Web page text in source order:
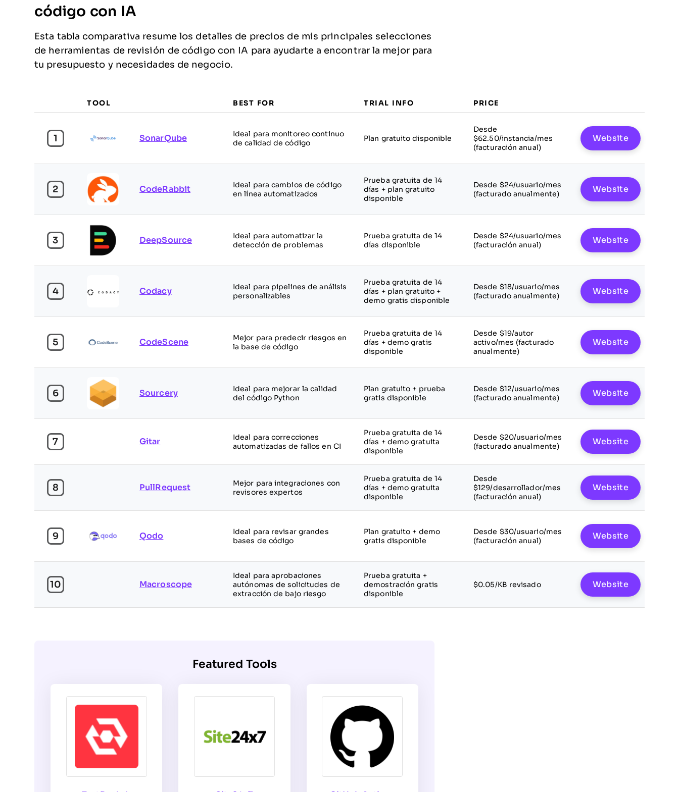
código con IA
Esta tabla comparativa resume los detalles de precios de mis principales selecciones
de herramientas de revisión de código con IA para ayudarte a encontrar la mejor para
tu presupuesto y necesidades de negocio.
TOOL BEST FOR TRIAL INFO PRICE
1 SonarQube
Ideal para monitoreo continuo
de calidad de código
Plan gratuito disponible
Desde
$62.50/instancia/mes
(facturación anual)
Website
2 CodeRabbit
Ideal para cambios de código
en línea automatizados
Prueba gratuita de 14
días + plan gratuito
disponible
Desde $24/usuario/mes
(facturado anualmente)
Website
3 DeepSource
Ideal para automatizar la
detección de problemas
Prueba gratuita de 14
días disponible
Desde $24/usuario/mes
(facturación anual)
Website
4 Codacy
Ideal para pipelines de análisis
personalizables
Prueba gratuita de 14
días + plan gratuito +
demo gratis disponible
Desde $18/usuario/mes
(facturado anualmente)
Website
5 CodeScene
Mejor para predecir riesgos en
la base de código
Prueba gratuita de 14
días + demo gratis
disponible
Desde $19/autor
activo/mes (facturado
anualmente)
Website
6 Sourcery
Ideal para mejorar la calidad
del código Python
Plan gratuito + prueba
gratis disponible
Desde $12/usuario/mes
(facturado anualmente)
Website
7 Gitar
Ideal para correcciones
automatizadas de fallos en CI
Prueba gratuita de 14
días + demo gratuita
disponible
Desde $20/usuario/mes
(facturado anualmente)
Website
8 PullRequest
Mejor para integraciones con
revisores expertos
Prueba gratuita de 14
días + demo gratuita
disponible
Desde
$129/desarrollador/mes
(facturación anual)
Website
9 Qodo
Ideal para revisar grandes
bases de código
Plan gratuito + demo
gratis disponible
Desde $30/usuario/mes
(facturación anual)
Website
10 Macroscope
Ideal para aprobaciones
autónomas de solicitudes de
extracción de bajo riesgo
Prueba gratuita +
demostración gratis
disponible
$0.05/KB revisado Website
Featured Tools